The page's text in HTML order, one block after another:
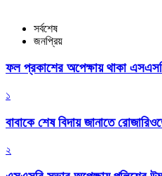
সর্বশেষ
জনপ্রিয়
ফল প্রকাশের অপেক্ষায় থাকা
১
বাবাকে শেষ বিদায় জানাতে
২